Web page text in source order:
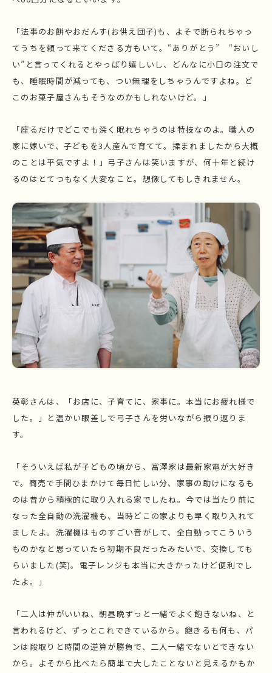
「法事のお餅やおだんす(お供え団子)も、よそで断られちゃっ
てうちを頼って来てくださる方もいて。“ありがとう” “おいし
い”と言ってくれるとやっぱり嬉しいし、どんなに小口の注文で
も、睡眠時間が減っても、つい無理をしちゃうんですよね。ど
このお菓子屋さんもそうなのかもしれないけど。」
「座るだけでどこでも深く眠れちゃうのは特技なのよ。職人の
家に嫁いで、子どもを3人産んで育てて。揉まれましたから大概
のことは平気ですよ！」弓子さんは笑いますが、何十年と続け
るのはとてつもなく大変なこと。想像してもしきれません。
英彰さんは、「お店に、子育てに、家事に。本当にお疲れ様で
した。」と温かい眼差しで弓子さんを労いながら振り返りま
す。
「そういえば私が子どもの頃から、富澤家は最新家電が大好き
で。商売で手間ひまかけて毎日忙しい分、家事の助けになるも
のは昔から積極的に取り入れる家でしたね。今では当たり前に
なった全自動の洗濯機も、当時どこの家よりも早く取り入れて
ましたよ。洗濯機はものすごい音がして、全自動ってこういう
ものかなと思っていたら初期不良だったみたいで、交換しても
らいました(笑)。電子レンジも本当に大きかったけど便利でし
たよ。」
「二人は仲がいいね、朝昼晩ずっと一緒でよく飽きないね、と
言われるけど、ずっとこれできているから。飽きるも何も、パ
ンは段取りと時間の逆算が勝負で、二人一緒でないとできない​​
から。よそから比べたら簡単で大したことないと見えるかもか